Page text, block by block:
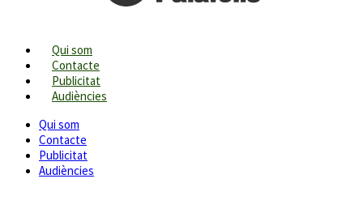
Qui som
Contacte
Publicitat
Audiències
Qui som
Contacte
Publicitat
Audiències